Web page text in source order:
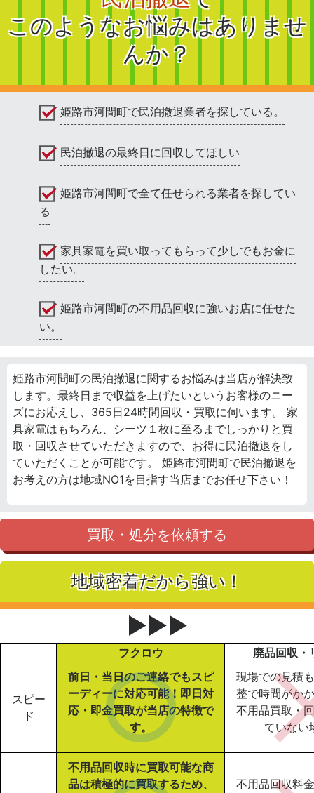
このようなお悩みはありませ
んか？
姫路市河間町で民泊撤退業者を探している。
民泊撤退の最終日に回収してほしい
姫路市河間町で全て任せられる業者を探してい
る
家具家電を買い取ってもらって少しでもお金に
したい。
姫路市河間町の不用品回収に強いお店に任せた
い。
姫路市河間町の民泊撤退に関するお悩みは当店が解決致
します。最終日まで収益を上げたいというお客様のニー
ズにお応えし、365日24時間回収・買取に伺います。 家
具家電はもちろん、シーツ１枚に至るまでしっかりと買
取・回収させていただきますので、お得に民泊撤退をし
ていただくことが可能です。 姫路市河間町で民泊撤退を
お考えの方は地域NO1を目指す当店までお任せ下さい！
買取・処分を依頼する
地域密着だから強い！
▶▶▶
フクロウ 廃品回収・
スピー
ド
前日・当日のご連絡でもスピ
ーディーに対応可能！即日対
応・即金買取が当店の特徴で
す。
現場での見積
整で時間がか
不用品買取・
ていない
不用品回収時に買取可能な商
品は積極的に買取するため、
不用品回収料